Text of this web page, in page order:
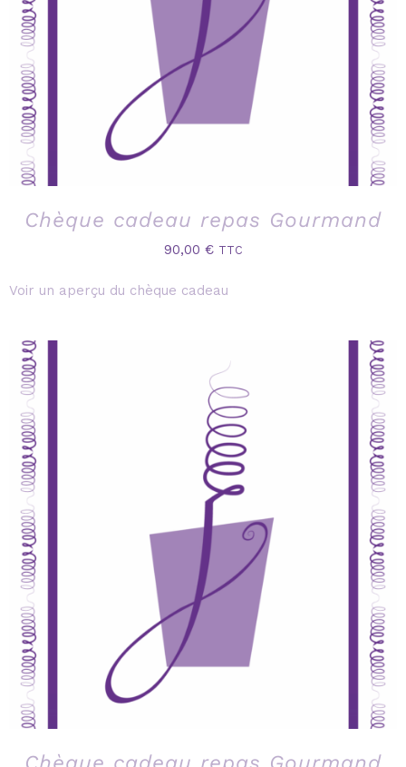
Chèque cadeau repas Gourmand
90,00 € TTC
Voir un aperçu du chèque cadeau